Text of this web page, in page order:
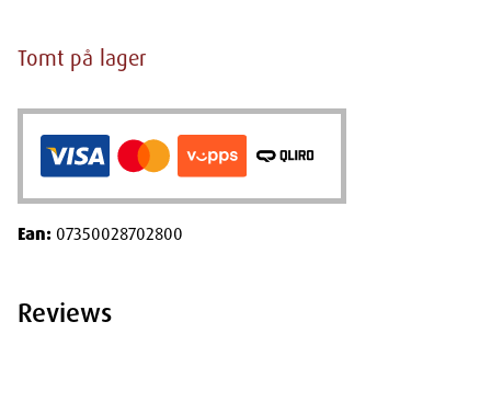
Tomt på lager
Ean: 07350028702800
Reviews